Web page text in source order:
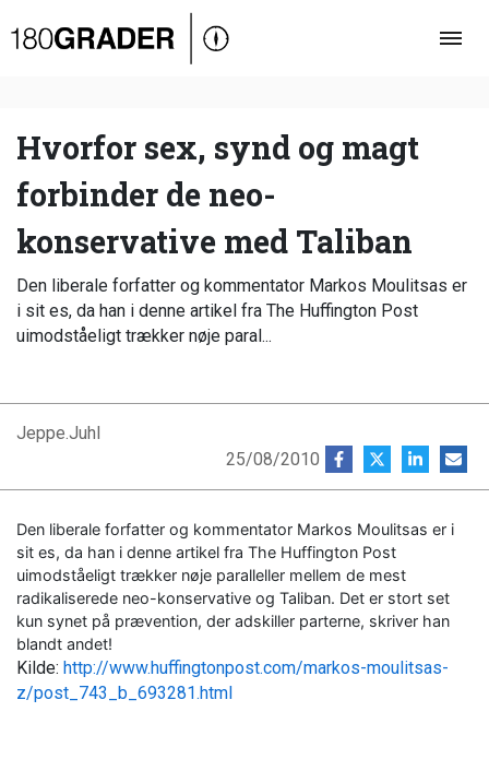
Oversigt
Debat
Video
Podcast
Hvorfor sex, synd og magt
forbinder de neo-
konservative med Taliban
Den liberale forfatter og kommentator Markos Moulitsas er
i sit es, da han i denne artikel fra The Huffington Post
uimodståeligt trækker nøje paral...
Jeppe.Juhl
25/08/2010
Den liberale forfatter og kommentator Markos Moulitsas er i
sit es, da han i denne artikel fra The Huffington Post
uimodståeligt trækker nøje paralleller mellem de mest
radikaliserede neo-konservative og Taliban. Det er stort set
kun synet på prævention, der adskiller parterne, skriver han
blandt andet!
Kilde: http://www.huffingtonpost.com/markos-moulitsas-
z/post_743_b_693281.html